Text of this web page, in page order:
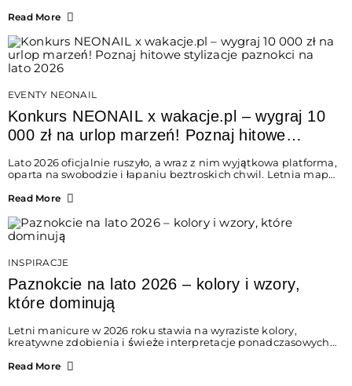
świata beauty i oszałamiających deserów to coś więcej niż
wszystkimi zmysłami: przez soczysty kolor, aksamitną
teksturę, orzeźwiający zapach i słodki akcent na
podniebieniu. Tego lata NEONAIL łączy siły z marką Willisch,
tworząc unikalny projekt na styku jedzenia i piękna....
Read More
EVENTY NEONAIL
Konkurs NEONAIL x wakacje.pl – wygraj 10
000 zł na urlop marzeń! Poznaj hitowe
Lato 2026 oficjalnie ruszyło, a wraz z nim wyjątkowa platforma,
oparta na swobodzie i łapaniu beztroskich chwil. Letnia mapa
doświadczenia wakacji – od spontanicznych wyjazdów, przez
Motywem przewodnim jest eksplorowanie i kolekcjonowanie
letnich momentów. Z tej okazji przygotowaliśmy coś
absolutnie wyjątkowego: wielki konkurs z wakacje.pl oraz
dawkę najgorętszych trendów w...
Read More
INSPIRACJE
Paznokcie na lato 2026 – kolory i wzory,
które dominują
Letni manicure w 2026 roku stawia na wyraziste kolory,
kreatywne zdobienia i świeże interpretacje ponadczasowych
zarówno energetycznych odcieni inspirowanych wakacjami,
Read More